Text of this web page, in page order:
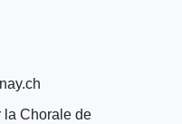
la Chorale de